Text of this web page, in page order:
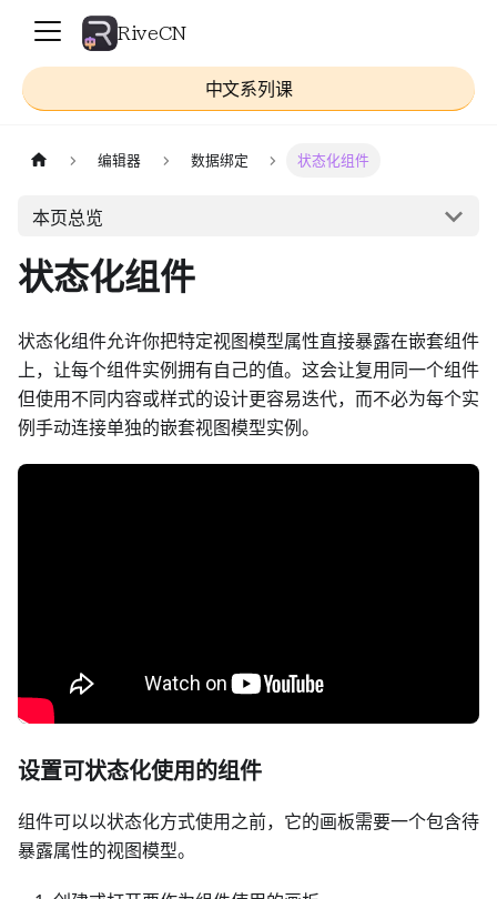
RiveCN
中文系列课
编辑器 数据绑定 状态化组件
本页总览
状态化组件
状态化组件允许你把特定视图模型属性直接暴露在嵌套组件
上，让每个组件实例拥有自己的值。这会让复用同一个组件
但使用不同内容或样式的设计更容易迭代，而不必为每个实
例手动连接单独的嵌套视图模型实例。
设置可状态化使用的组件
组件可以以状态化方式使用之前，它的画板需要一个包含待
暴露属性的视图模型。